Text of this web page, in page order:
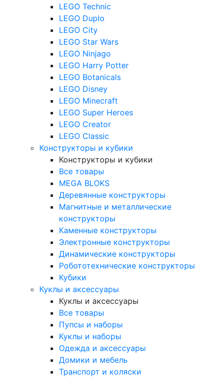
LEGO Technic
LEGO Duplo
LEGO City
LEGO Star Wars
LEGO Ninjago
LEGO Harry Potter
LEGO Botanicals
LEGO Disney
LEGO Minecraft
LEGO Super Heroes
LEGO Creator
LEGO Classic
Конструкторы и кубики
Конструкторы и кубики
Все товары
MEGA BLOKS
Деревянные конструкторы
Магнитные и металлические
конструкторы
Каменные конструкторы
Электронные конструкторы
Динамические конструкторы
Робототехнические конструкторы
Кубики
Куклы и аксессуары
Куклы и аксессуары
Все товары
Пупсы и наборы
Куклы и наборы
Одежда и аксессуары
Домики и мебель
Транспорт и коляски